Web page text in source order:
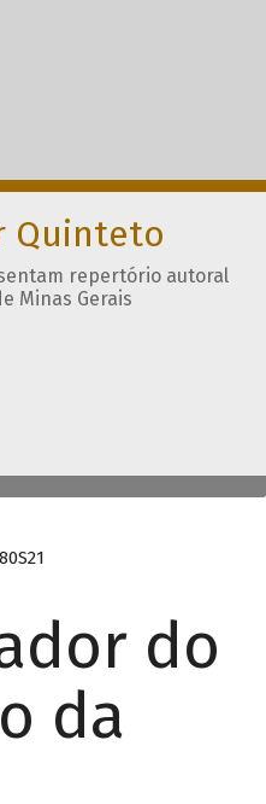
Quinteto
repertório autoral
Minas Gerais
do
da